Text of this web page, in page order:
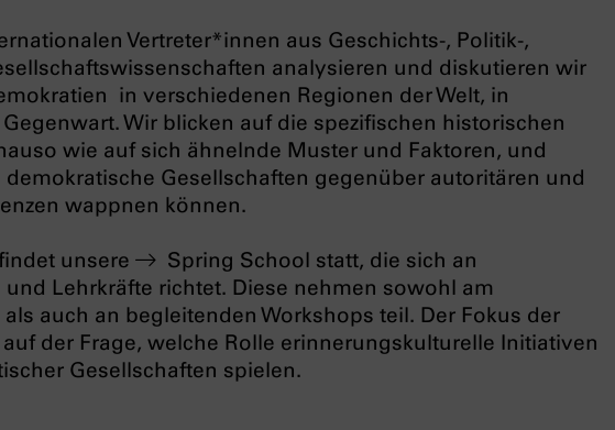
Vertreter*innen aus Geschichts-, Politik-,
analysieren und diskutieren wir
in verschiedenen Regionen der Welt, in
Wir blicken auf die spezifischen historischen
wie auf sich ähnelnde Muster und Faktoren, und
Gesellschaften gegenüber autoritären und
wappnen können.
unsere Spring School statt, die sich an
Lehrkräfte richtet. Diese nehmen sowohl am
auch an begleitenden Workshops teil. Der Fokus der
der Frage, welche Rolle erinnerungskulturelle Initiativen
Gesellschaften spielen.